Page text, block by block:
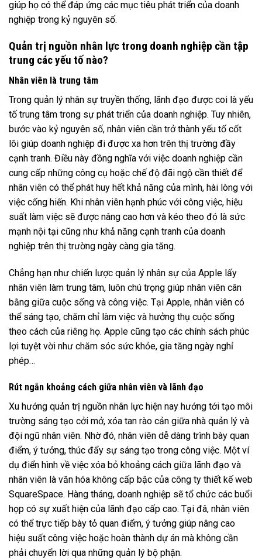
giúp họ có thể đáp ứng các mục tiêu phát triển của doanh
nghiệp trong kỷ nguyên số.
Quản trị nguồn nhân lực trong doanh nghiệp cần tập
trung các yếu tố nào?
Nhân viên là trung tâm
Trong quản lý nhân sự truyền thống, lãnh đạo được coi là yếu
tố trung tâm trong sự phát triển của doanh nghiệp. Tuy nhiên,
bước vào kỷ nguyên số, nhân viên cần trở thành yếu tố cốt
lõi giúp doanh nghiệp đi được xa hơn trên thị trường đầy
cạnh tranh. Điều này đồng nghĩa với việc doanh nghiệp cần
cung cấp những công cụ hoặc chế độ đãi ngộ cần thiết để
nhân viên có thể phát huy hết khả năng của mình, hài lòng với
việc cống hiến. Khi nhân viên hạnh phúc với công việc, hiệu
suất làm việc sẽ được nâng cao hơn và kéo theo đó là sức
mạnh nội tại cũng như khả năng cạnh tranh của doanh
nghiệp trên thị trường ngày càng gia tăng.
Chẳng hạn như chiến lược quản lý nhân sự của Apple lấy
nhân viên làm trung tâm, luôn chú trọng giúp nhân viên cân
bằng giữa cuộc sống và công việc. Tại Apple, nhân viên có
thể sáng tạo, chăm chỉ làm việc và hưởng thụ cuộc sống
theo cách của riêng họ. Apple cũng tạo các chính sách phúc
lợi tuyệt vời như chăm sóc sức khỏe, gia tăng ngày nghỉ
phép…
Rút ngắn khoảng cách giữa nhân viên và lãnh đạo
Xu hướng quản trị nguồn nhân lực hiện nay hướng tới tạo môi
trường sáng tạo cởi mở, xóa tan rào cản giữa nhà quản lý và
đội ngũ nhân viên. Nhờ đó, nhân viên dễ dàng trình bày quan
điểm, ý tưởng, thúc đẩy sự sáng tạo trong công việc. Một ví
dụ điển hình về việc xóa bỏ khoảng cách giữa lãnh đạo và
nhân viên là văn hóa không cấp bậc của công ty thiết kế web
SquareSpace. Hàng tháng, doanh nghiệp sẽ tổ chức các buổi
họp có sự xuất hiện của lãnh đạo cấp cao. Tại đâ, nhân viên
có thể trực tiếp bày tỏ quan điểm, ý tưởng giúp nâng cao
hiệu suất công việc hoặc hoàn thành dự án mà không cần
phải chuyển lời qua những quản lý bộ phận.